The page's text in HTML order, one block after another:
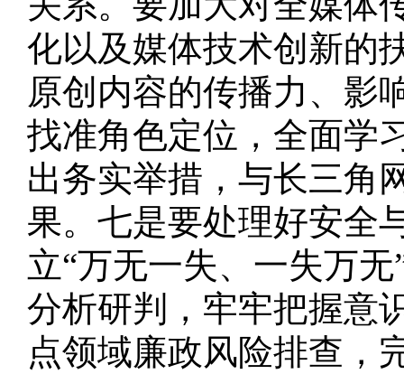
化以及媒体技术创新的
原创内容的传播力、影
找准角色定位，全面学
出务实举措，与长三角
果。七是要处理好安全
立“万无一失、一失万
分析研判，牢牢把握意
点领域廉政风险排查，